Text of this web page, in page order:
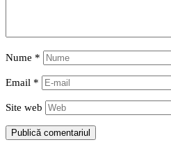
Nume *
Email *
Site web